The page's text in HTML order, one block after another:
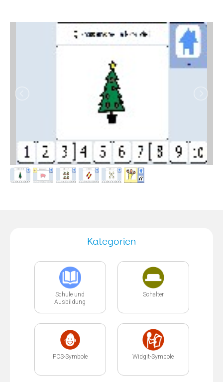
Kategorien
Schule und
Ausbildung
Schalter
PCS-Symbole Widgit-Symbole